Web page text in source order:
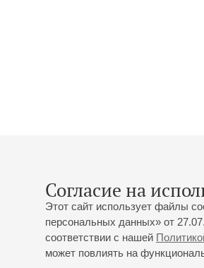
Согласие на
Этот сайт использует файлы
персональных данных» от
соответствии с нашей
может повлиять на